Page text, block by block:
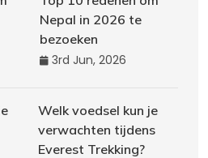
Nepal in 2026 te
bezoeken
3rd Jun, 2026
Welk voedsel kun je
verwachten tijdens
Everest Trekking?